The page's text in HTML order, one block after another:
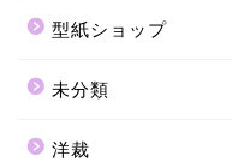
型紙ショップ
未分類
洋裁